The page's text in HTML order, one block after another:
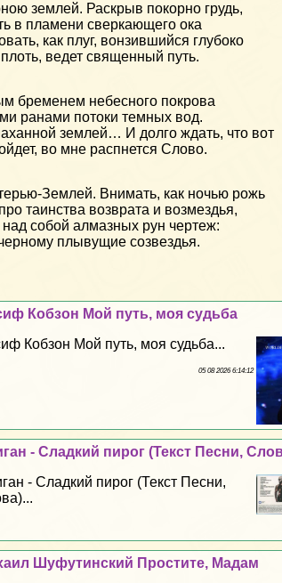
землей. Раскрыв покорно грудь,
в пламени сверкающего ока
как плуг, вонзившийся глубоко
ведет священный путь.
бременем небесного покрова
ранами потоки темных вод.
землей… И долго ждать, что вот
во мне распнется Слово.
Землей. Внимать, как ночью рожь
таинства возврата и возмездья,
над собой алмазных рун чертеж:
плывущие созвездья.
Кобзон Мой путь, моя судьба
Кобзон Мой путь, моя судьба...
05 08 2026 6:14:12
- Сладкий пирог (Текст Песни,
- Сладкий пирог (Текст Песни,
Шуфутинский Простите, Мадам